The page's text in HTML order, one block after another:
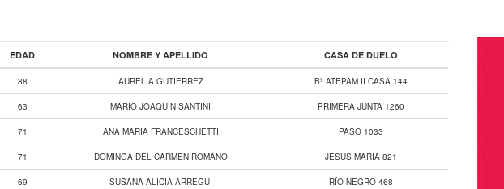
EDAD NOMBRE Y APELLIDO CASA DE DUELO
88 AURELIA GUTIERREZ Bº ATEPAM II CASA 144
63 MARIO JOAQUIN SANTINI PRIMERA JUNTA 1260
71 ANA MARIA FRANCESCHETTI PASO 1033
71 DOMINGA DEL CARMEN ROMANO JESUS MARIA 821
69 SUSANA ALICIA ARREGUI RÍO NEGRO 468